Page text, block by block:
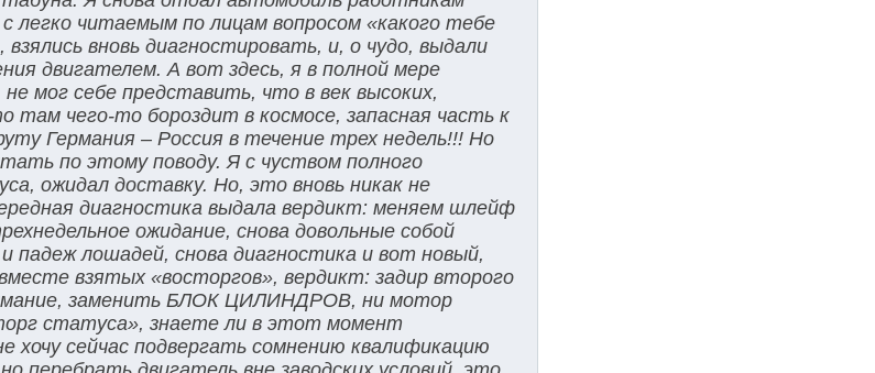
легко читаемым по лицам вопросом «какого тебе
взялись вновь диагностировать, и, о чудо, выдали
двигателем. А вот здесь, я в полной мере
мог себе представить, что в век высоких,
там чего-то бороздит в космосе, запасная часть к
Германия – Россия в течение трех недель!!! Но
по этому поводу. Я с чуством полного
ожидал доставку. Но, это вновь никак не
диагностика выдала вердикт: меняем шлейф
ожидание, снова довольные собой
падеж лошадей, снова диагностика и вот новый,
взятых «восторгов», вердикт: задир второго
заменить БЛОК ЦИЛИНДРОВ, ни мотор
статуса», знаете ли в этот момент
хочу сейчас подвергать сомнению квалификацию